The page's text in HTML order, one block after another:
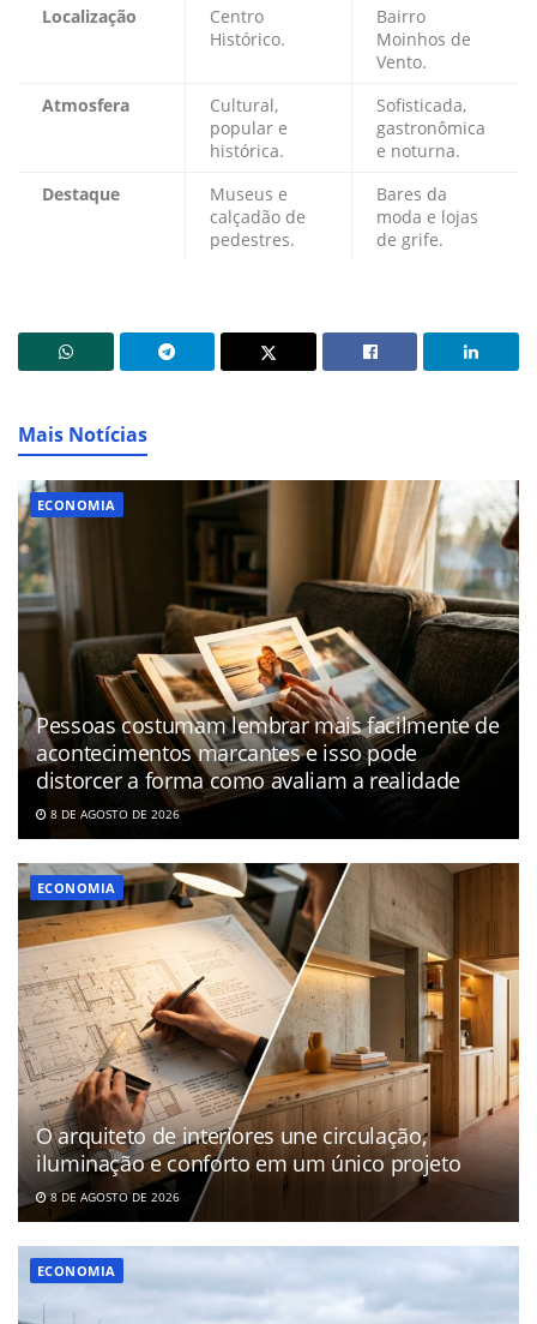
Localização
Centro
Histórico.
Bairro
Moinhos de
Vento.
Atmosfera
Cultural,
popular e
histórica.
Sofisticada,
gastronômica
e noturna.
Destaque
Museus e
calçadão de
pedestres.
Bares da
moda e lojas
de grife.
Mais Notícias
ECONOMIA
Pessoas costumam lembrar mais facilmente de
acontecimentos marcantes e isso pode
distorcer a forma como avaliam a realidade
8 DE AGOSTO DE 2026
ECONOMIA
O arquiteto de interiores une circulação,
iluminação e conforto em um único projeto
8 DE AGOSTO DE 2026
ECONOMIA